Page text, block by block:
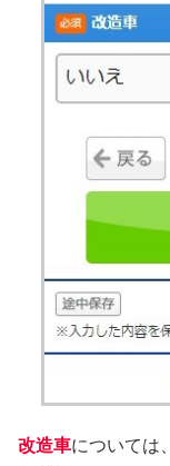
改造車については、